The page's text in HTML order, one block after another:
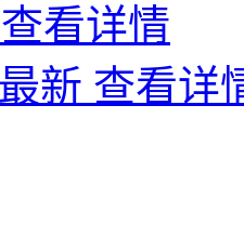
查看详情
新 查看详